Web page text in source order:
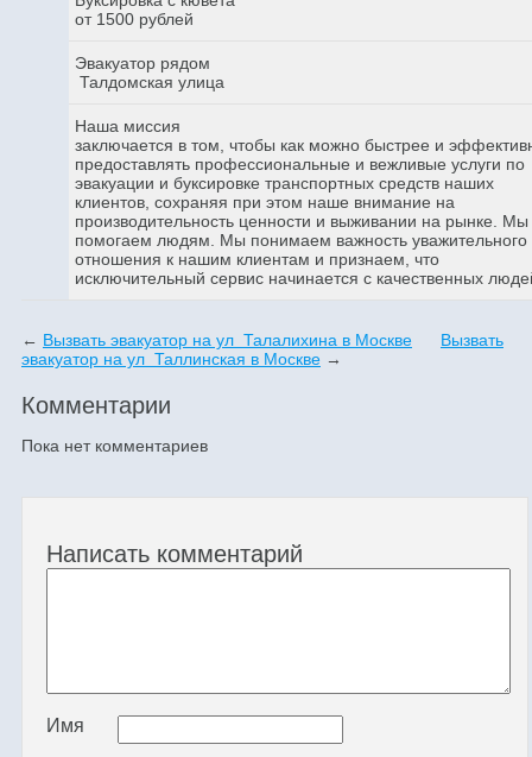
от 1500 рублей
Эвакуатор рядом
Талдомская улица
Наша миссия
заключается в том, чтобы как можно быстрее и
предоставлять профессиональные и вежливые услуги по
эвакуации и буксировке транспортных средств наших
клиентов, сохраняя при этом наше внимание на
производительность ценности и выживании на рынке. Мы
помогаем людям. Мы понимаем важность уважительного
отношения к нашим клиентам и признаем, что
исключительный сервис начинается с качественных
← Вызвать эвакуатор на ул Талалихина в Москве
Вызвать
эвакуатор на ул Таллинская в Москве →
Комментарии
Пока нет комментариев
Написать комментарий
Имя